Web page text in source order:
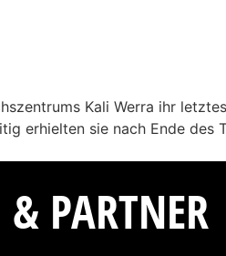
Kali Werra ihr
erhielten sie nach Ende des
PARTNER